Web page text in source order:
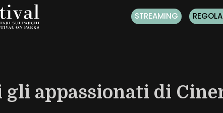
STREAMING
appassionati di